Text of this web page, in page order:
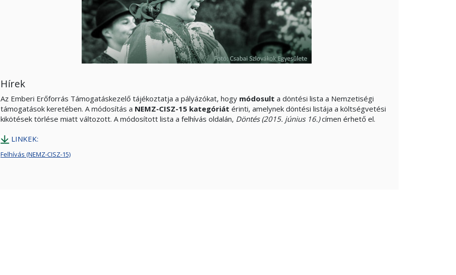
Hírek
Az Emberi Erőforrás Támogatáskezelő tájékoztatja a pályázókat, hogy módosult a döntési lista a Nemzetiségi
támogatások keretében. A módosítás a NEMZ-CISZ-15 kategóriát érinti, amelynek döntési listája a költségvetési
kikötések törlése miatt változott. A módosított lista a felhívás oldalán, Döntés (2015. június 16.)címen érhető el.
LINKEK:
Felhívás (NEMZ-CISZ-15)